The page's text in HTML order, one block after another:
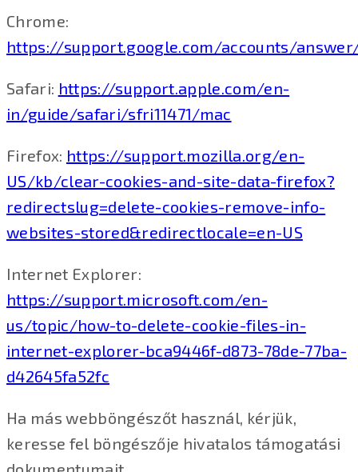
Chrome:
https://support.google.com/accounts/
Safari: https://support.apple.com/en-
in/guide/safari/sfri11471/mac
Firefox: https://support.mozilla.org/en-
US/kb/clear-cookies-and-site-data-firefox?
redirectslug=delete-cookies-remove-info-
websites-stored&redirectlocale=en-US
Internet Explorer:
https://support.microsoft.com/en-
us/topic/how-to-delete-cookie-files-in-
internet-explorer-bca9446f-d873-78de-77ba-
d42645fa52fc
Ha más webböngészőt használ, kérjük,
keresse fel böngészője hivatalos támogatási